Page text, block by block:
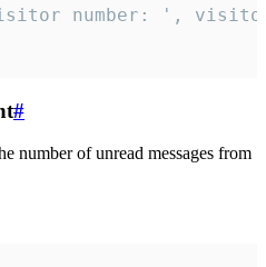
number: ',
#
number of unread messages from